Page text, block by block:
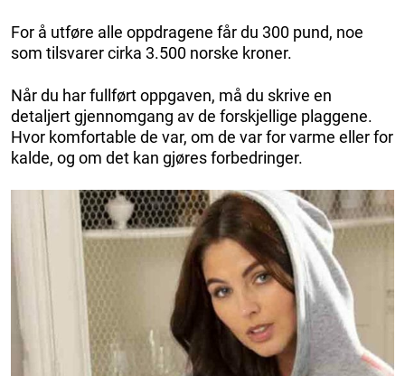
For å utføre alle oppdragene får du 300 pund, noe
som tilsvarer cirka 3.500 norske kroner.
Når du har fullført oppgaven, må du skrive en
detaljert gjennomgang av de forskjellige plaggene.
Hvor komfortable de var, om de var for varme eller for
kalde, og om det kan gjøres forbedringer.